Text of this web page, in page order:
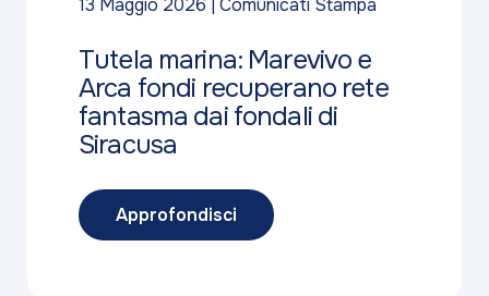
13 Maggio 2026 Comunicati Stampa
Tutela marina: Marevivo e
Arca fondi recuperano rete
fantasma dai fondali di
Siracusa
Approfondisci